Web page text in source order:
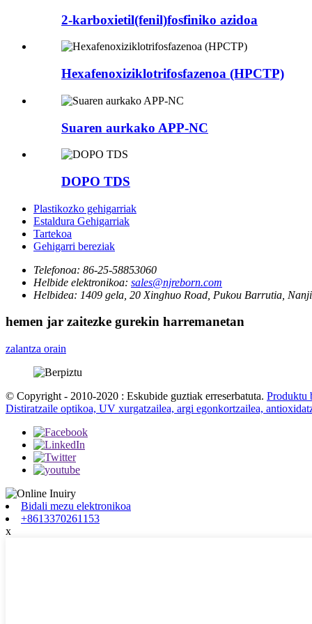
2-karboxietil(fenil)fosfiniko azidoa
Hexafenoxiziklotrifosfazenoa (HPCTP)
Suaren aurkako APP-NC
DOPO TDS
Plastikozko gehigarriak
Estaldura Gehigarriak
Tartekoa
Gehigarri bereziak
Telefonoa: 86-25-58853060
Helbide elektronikoa: sales@njreborn.com
Helbidea: 1409 gela, 20 Xinghuo Road, Pukou Barrutia,
hemen jar zaitezke gurekin harremanetan
zalantza orain
© Copyright - 2010-2020 : Eskubide guztiak erreserbatuta. Produktu
Distiratzaile optikoa, UV xurgatzailea, argi egonkortzailea,
Bidali mezu elektronikoa
+8613370261153
x